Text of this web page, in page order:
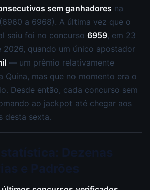
sem ganhadores na
a 6968). A última vez que o
saiu foi no concurso 6959, em 23
2026, quando um único apostador
— um prêmio relativamente
Quina, mas que no momento era o
Desde então, cada concurso sem
ao jackpot até chegar aos
desta sexta.